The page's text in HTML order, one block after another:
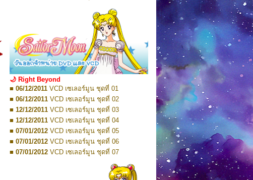
Pretty Guardian Sailor Moon Eternal
Pretty Guardian Sailor Moon Eternal
Edition 10
■ TBA 2026Code Name: Sailor V 1
■ TBA 2026Code Name: Sailor V 2
VCD เซเลอร์มูน คริสตัล VOL.9
VCD เซเลอร์มูน คริสตัล VOL.10
■ 10/08/2016
VCD เซเลอร์มูน คริสตัล VOL.11
■ 10/08/2016VCD เซเลอร์มูน คริสตัล VOL.12
■ 17/08/2016VCD เซเลอร์มูน คริสตัล VOL.13
■ 26/05/2016 DVD เซเลอร์มูน คริสตัล VOL.1
■ 08/07/2016DVD เซเลอร์มูน คริสตัล VOL.2
■ 19/08/2016 DVD เซเลอร์มูน คริสตัล VOL.3
■ 08/09/2016 DVD เซเลอร์มูน คริสตัล VOL.4
■ 07/10/2016 DVD เซเลอร์มูน คริสตัล VOL.5
■ 28/10/2016 DVD เซเลอร์มูน คริสตัล VOL.6
■ 17/11/2016DVD เซเลอร์มูน คริสตัล VOL.7
■ 17/11/2016DVD เซเลอร์มูน คริสตัล VOL.8
■ 01/01/2017 DVD เซเลอร์มูน คริสตัล Box-Set
🌙 Right Beyond
■ 06/12/2011 VCD เซเลอร์มูน ชุดที่ 01
■ 06/12/2011 VCD เซเลอร์มูน ชุดที่ 02
■ 12/12/2011 VCD เซเลอร์มูน ชุดที่ 03
■ 12/12/2011 VCD เซเลอร์มูน ชุดที่ 04
■ 07/01/2012 VCD เซเลอร์มูน ชุดที่ 05
■ 07/01/2012 VCD เซเลอร์มูน ชุดที่ 06
■ 07/01/2012 VCD เซเลอร์มูน ชุดที่ 07
VCD เซเลอร์มูน ชุดที่ 08
VCD เซเลอร์มูน ชุดที่ 09